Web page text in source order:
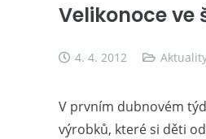
Velikonoce ve
4. 4. 2012
V prvním dubnovém
výrobků, které si děti